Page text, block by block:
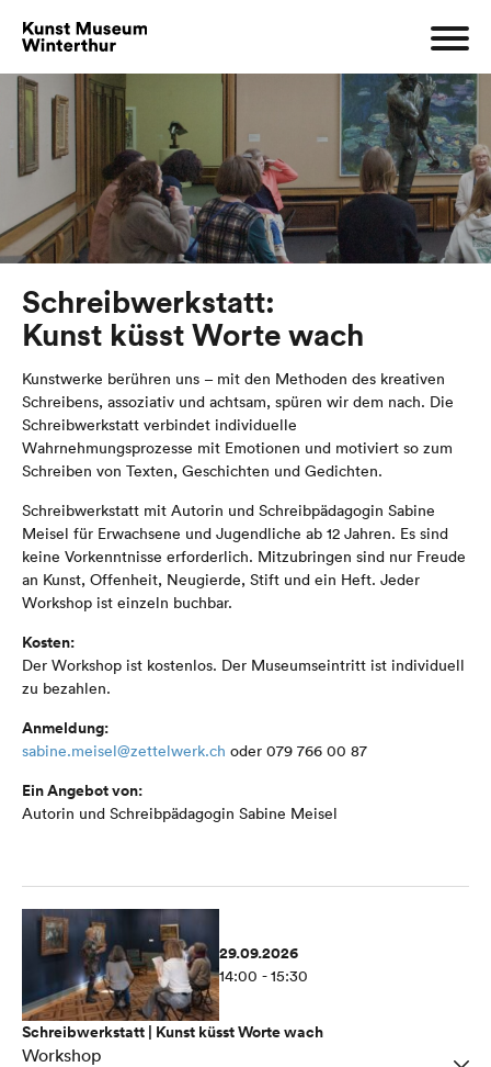
Schreibwerkstatt:
Kunst küsst Worte wach
Kunstwerke berühren uns – mit den Methoden des kreativen
Schreibens, assoziativ und achtsam, spüren wir dem nach. Die
Schreibwerkstatt verbindet individuelle
Wahrnehmungsprozesse mit Emotionen und motiviert so zum
Schreiben von Texten, Geschichten und Gedichten.
Schreibwerkstatt mit Autorin und Schreibpädagogin Sabine
Meisel für Erwachsene und Jugendliche ab 12 Jahren. Es sind
keine Vorkenntnisse erforderlich. Mitzubringen sind nur Freude
an Kunst, Offenheit, Neugierde, Stift und ein Heft. Jeder
Workshop ist einzeln buchbar.
Kosten:
Der Workshop ist kostenlos. Der Museumseintritt ist individuell
zu bezahlen.
Anmeldung:
sabine.meisel@zettelwerk.ch oder 079 766 00 87
Ein Angebot von:
Autorin und Schreibpädagogin Sabine Meisel
29.09.2026
14:00 - 15:30
Schreibwerkstatt | Kunst küsst Worte wach
Workshop